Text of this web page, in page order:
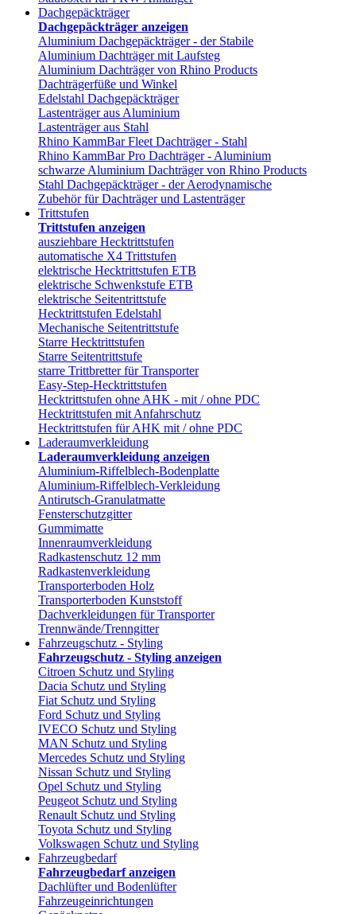
Dachgepäckträger
Dachgepäckträger anzeigen
Aluminium Dachgepäckträger - der Stabile
Aluminium Dachträger mit Laufsteg
Aluminium Dachträger von Rhino Products
Dachträgerfüße und Winkel
Edelstahl Dachgepäckträger
Lastenträger aus Aluminium
Lastenträger aus Stahl
Rhino KammBar Fleet Dachträger - Stahl
Rhino KammBar Pro Dachträger - Aluminium
schwarze Aluminium Dachträger von Rhino Products
Stahl Dachgepäckträger - der Aerodynamische
Zubehör für Dachträger und Lastenträger
Trittstufen
Trittstufen anzeigen
ausziehbare Hecktrittstufen
automatische X4 Trittstufen
elektrische Hecktrittstufen ETB
elektrische Schwenkstufe ETB
elektrische Seitentrittstufe
Hecktrittstufen Edelstahl
Mechanische Seitentrittstufe
Starre Hecktrittstufen
Starre Seitentrittstufe
starre Trittbretter für Transporter
Easy-Step-Hecktrittstufen
Hecktrittstufen ohne AHK - mit / ohne PDC
Hecktrittstufen mit Anfahrschutz
Hecktrittstufen für AHK mit / ohne PDC
Laderaumverkleidung
Laderaumverkleidung anzeigen
Aluminium-Riffelblech-Bodenplatte
Aluminium-Riffelblech-Verkleidung
Antirutsch-Granulatmatte
Fensterschutzgitter
Gummimatte
Innenraumverkleidung
Radkastenschutz 12 mm
Radkastenverkleidung
Transporterboden Holz
Transporterboden Kunststoff
Dachverkleidungen für Transporter
Trennwände/Trenngitter
Fahrzeugschutz - Styling
Fahrzeugschutz - Styling anzeigen
Citroen Schutz und Styling
Dacia Schutz und Styling
Fiat Schutz und Styling
Ford Schutz und Styling
IVECO Schutz und Styling
MAN Schutz und Styling
Mercedes Schutz und Styling
Nissan Schutz und Styling
Opel Schutz und Styling
Peugeot Schutz und Styling
Renault Schutz und Styling
Toyota Schutz und Styling
Volkswagen Schutz und Styling
Fahrzeugbedarf
Fahrzeugbedarf anzeigen
Dachlüfter und Bodenlüfter
Fahrzeugeinrichtungen